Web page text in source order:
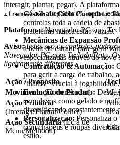
Gestão de Ciclo Completo:
controlas toda a cadeia de
prateleiras nunca estão vazias.
Mecânicas de Expansão
à beira da estrada para gerir
especializadas através do
Contratação & Automação:
para gerir a carga de trabalho,
"inativa" crucial à jogabilidade.
Evolução do Produto: Desde
complexos como gelado e
diversificando constantemente
Personalização: Personaliza o
com chapéus e roupas
estilo.
interagir, plantar, pegar). A
iframeé o Navegador PC com
Plataforma:Navegador PC com
Aviso: Estes são os controlos
Navegador PC com Teclado/Rato.
ligeiramente diferentes.
Ação / Propósito
Movimento(Correr/Andar)
W,
Ação Primária
(Interagir/Plantar/Colher)
Ação Secundária(Ecrã de
Menu/Melhoria)
Esc